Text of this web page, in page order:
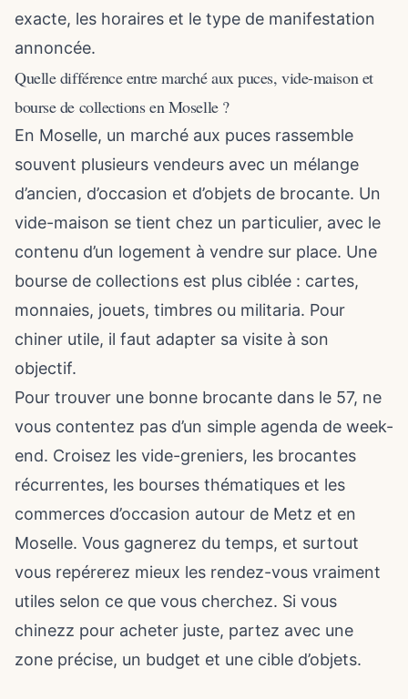
exacte, les horaires et le type de manifestation
annoncée.
Quelle différence entre marché aux puces, vide-maison et
bourse de collections en Moselle ?
En Moselle, un marché aux puces rassemble
souvent plusieurs vendeurs avec un mélange
d’ancien, d’occasion et d’objets de brocante. Un
vide-maison se tient chez un particulier, avec le
contenu d’un logement à vendre sur place. Une
bourse de collections est plus ciblée : cartes,
monnaies, jouets, timbres ou militaria. Pour
chiner utile, il faut adapter sa visite à son
objectif.
Pour trouver une bonne brocante dans le 57, ne
vous contentez pas d’un simple agenda de week-
end. Croisez les vide-greniers, les brocantes
récurrentes, les bourses thématiques et les
commerces d’occasion autour de Metz et en
Moselle. Vous gagnerez du temps, et surtout
vous repérerez mieux les rendez-vous vraiment
utiles selon ce que vous cherchez. Si vous
chinezz pour acheter juste, partez avec une
zone précise, un budget et une cible d’objets.